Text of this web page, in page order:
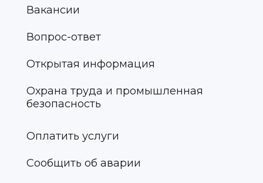
Вакансии
Вопрос-ответ
Открытая информация
Охрана труда и промышленная
безопасность
Оплатить услуги
Сообщить об аварии